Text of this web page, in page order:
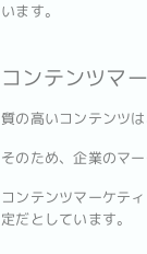
います。
コンテンツマ
質の高いコンテンツ
そのため、企業のマ
コンテンツマーケテ
定だとしています。